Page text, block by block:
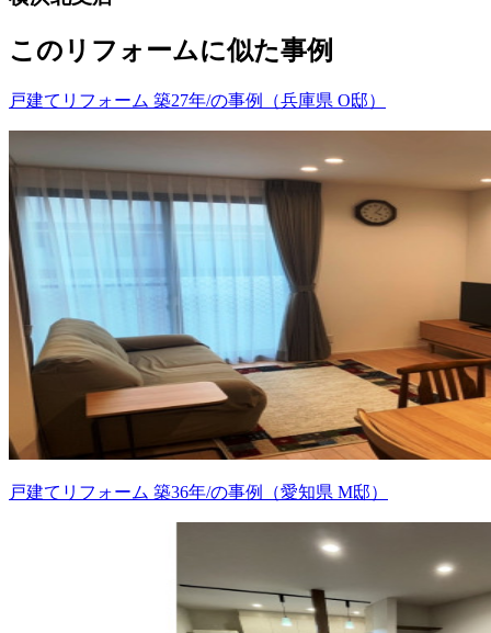
このリフォームに似た事例
戸建てリフォーム 築27年/の事例（兵庫県 O邸）
戸建てリフォーム 築36年/の事例（愛知県 M邸）